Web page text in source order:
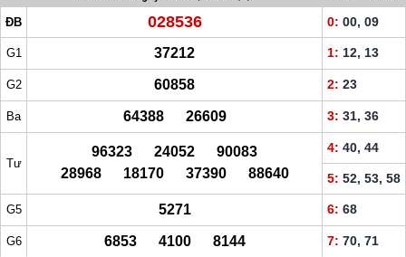
ĐB 028536 0: 00, 09
G1 37212 1: 12, 13
G2 60858 2: 23
Ba 64388 26609 3: 31, 36
Tư
96323 24052 90083
28968 18170 37390 88640
4: 40, 44
5: 52, 53, 58
G5 5271 6: 68
G6 6853 4100 8144 7: 70, 71